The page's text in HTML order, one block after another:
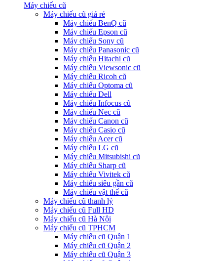
Máy chiếu cũ
Máy chiếu cũ giá rẻ
Máy chiếu BenQ cũ
Máy chiếu Epson cũ
Máy chiếu Sony cũ
Máy chiếu Panasonic cũ
Máy chiếu Hitachi cũ
Máy chiếu Viewsonic cũ
Máy chiếu Ricoh cũ
Máy chiếu Optoma cũ
Máy chiếu Dell
Máy chiếu Infocus cũ
Máy chiếu Nec cũ
Máy chiếu Canon cũ
Máy chiếu Casio cũ
Máy chiếu Acer cũ
Máy chiếu LG cũ
Máy chiếu Mitsubishi cũ
Máy chiếu Sharp cũ
Máy chiếu Vivitek cũ
Máy chiếu siêu gần cũ
Máy chiếu vật thể cũ
Máy chiếu cũ thanh lý
Máy chiếu cũ Full HD
Máy chiếu cũ Hà Nội
Máy chiếu cũ TPHCM
Máy chiếu cũ Quận 1
Máy chiếu cũ Quận 2
Máy chiếu cũ Quận 3